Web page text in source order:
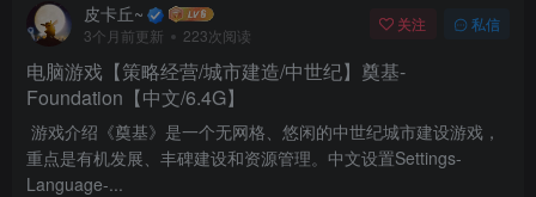
皮卡丘~
3个月前更新 223次阅读
关注 私信
电脑游戏【策略经营/城市建造/中世纪】奠基-
Foundation【中文/6.4G】
游戏介绍《奠基》是一个无网格、悠闲的中世纪城市建设游戏，
重点是有机发展、丰碑建设和资源管理。中文设置Settings-
Language-...